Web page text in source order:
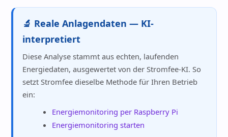
🔬 Reale Anlagendaten — KI-
interpretiert
Diese Analyse stammt aus echten, laufenden
Energiedaten, ausgewertet von der Stromfee-KI. So
setzt Stromfee dieselbe Methode für Ihren Betrieb
ein:
Energiemonitoring per Raspberry Pi
Energiemonitoring starten